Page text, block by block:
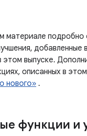
материале подробно
добавленные
выпуске.
описанных в
нового» .
функции и